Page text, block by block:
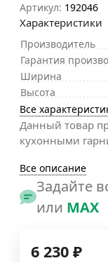
Артикул: 192046
Характеристики
Производитель
Гарантия
Ширина
Высота
Все
Данный товар
кухонными
Все описание
Задайте
или MAX
6 230 ₽